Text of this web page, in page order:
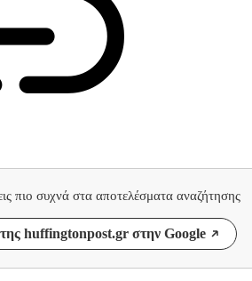
πιο συχνά στα αποτελέσματα αναζήτησης
huffingtonpost.gr στην Google